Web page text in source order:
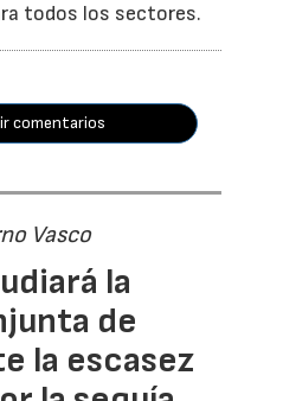
todos los sectores.
comentarios
Vasco
la
de
la escasez